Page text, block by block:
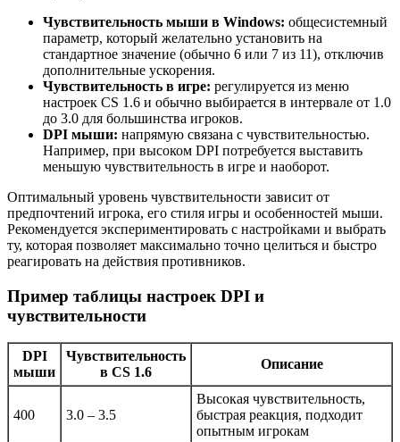
Чувствительность мыши в Windows: общесистемный
параметр, который желательно установить на
стандартное значение (обычно 6 или 7 из 11), отключив
дополнительные ускорения.
Чувствительность в игре: регулируется из меню
настроек CS 1.6 и обычно выбирается в интервале от 1.0
до 3.0 для большинства игроков.
DPI мыши: напрямую связана с чувствительностью.
Например, при высоком DPI потребуется выставить
меньшую чувствительность в игре и наоборот.
Оптимальный уровень чувствительности зависит от
предпочтений игрока, его стиля игры и особенностей мыши.
Рекомендуется экспериментировать с настройками и выбрать
ту, которая позволяет максимально точно целиться и быстро
реагировать на действия противников.
Пример таблицы настроек DPI и
чувствительности
DPI
мыши
Чувствительность
в CS 1.6
Описание
400 3.0 – 3.5
Высокая чувствительность,
быстрая реакция, подходит
опытным игрокам